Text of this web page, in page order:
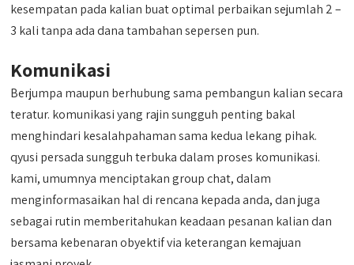
kesempatan pada kalian buat optimal perbaikan sejumlah 2 –
3 kali tanpa ada dana tambahan sepersen pun.
Komunikasi
Berjumpa maupun berhubung sama pembangun kalian secara
teratur. komunikasi yang rajin sungguh penting bakal
menghindari kesalahpahaman sama kedua lekang pihak.
qyusi persada sungguh terbuka dalam proses komunikasi.
kami, umumnya menciptakan group chat, dalam
menginformasaikan hal di rencana kepada anda, dan juga
sebagai rutin memberitahukan keadaan pesanan kalian dan
bersama kebenaran obyektif via keterangan kemajuan